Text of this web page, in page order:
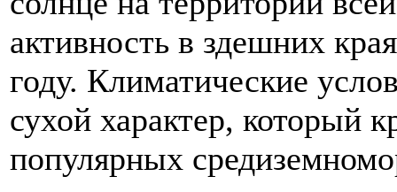
активность в здешних
году. Климатические
сухой характер, который
популярных